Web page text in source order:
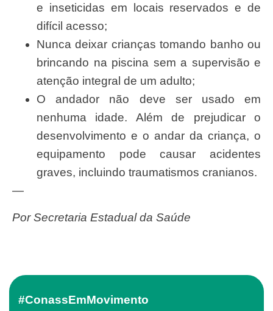
e inseticidas em locais reservados e de
difícil acesso;
Nunca deixar crianças tomando banho ou
brincando na piscina sem a supervisão e
atenção integral de um adulto;
O andador não deve ser usado em
nenhuma idade. Além de prejudicar o
desenvolvimento e o andar da criança, o
equipamento pode causar acidentes
graves, incluindo traumatismos cranianos.
—
Por Secretaria Estadual da Saúde
#ConassEmMovimento